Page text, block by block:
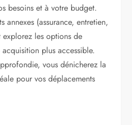
besoins et à votre budget.
annexes (assurance, entretien,
les options de
plus accessible.
vous dénicherez la
pour vos déplacements